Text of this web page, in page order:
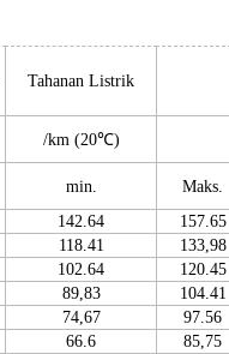
Tahanan Listrik
/km (20℃)
min.
Maks.
142.64
157.65
118.41
133,98
102.64
120.45
89,83
104.41
74,67
97.56
66.6
85,75